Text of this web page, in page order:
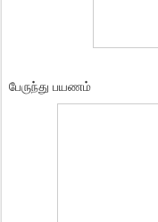
பேருந்து பயணம்